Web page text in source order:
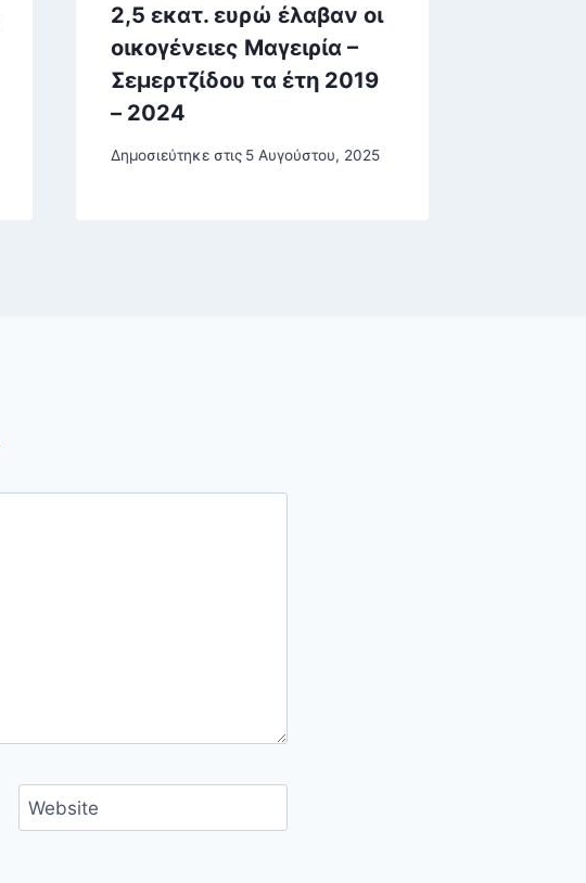
2,5 εκατ. ευρώ έλαβαν οι
οικογένειες Μαγειρία –
Σεμερτζίδου τα έτη 2019
– 2024
Δημοσιεύτηκε στις 5 Αυγούστου, 2025
Website